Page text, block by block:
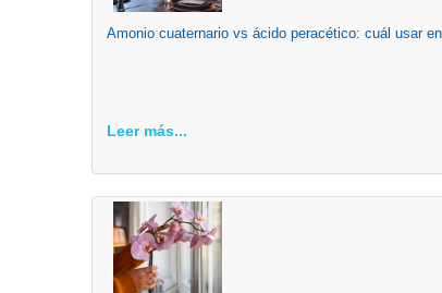
Amonio cuaternario vs ácido peracético: cuál usar
Leer más...